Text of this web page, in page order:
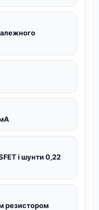
і шунти 0,22
резистором